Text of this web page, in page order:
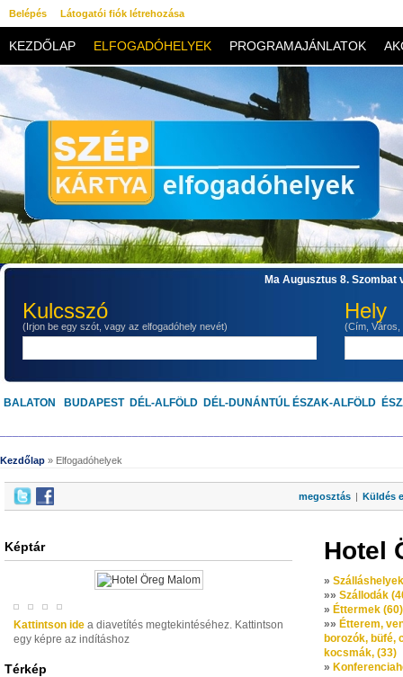
Belépés Látogatói fiók létrehozása
KEZDŐLAP ELFOGADÓHELYEK PROGRAMAJÁNLATOK
KAPCSOLAT
Ma Augusztus 8.
Kulcsszó
(Irjon be egy szót, vagy az elfogadóhely nevét)
Hely
(Cím,
BALATON BUDAPEST DÉL-ALFÖLD DÉL-DUNÁNTÚL ÉSZAK-ALFÖLD
Kezdőlap » Elfogadóhelyek
megosztás | Küldés
Képtár
Kattintson ide a diavetítés megtekintéséhez. Kattintson
egy képre az indításhoz
Térkép
Hotel
»
»» Szállodák
» Éttermek (60)
»» Étterem,
borozók, büfé,
kocsmák, (33)
»